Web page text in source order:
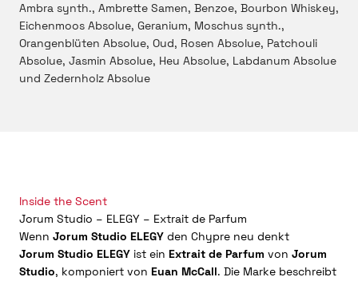
Ambra synth., Ambrette Samen, Benzoe, Bourbon Whiskey,
Eichenmoos Absolue, Geranium, Moschus synth.,
Orangenblüten Absolue, Oud, Rosen Absolue, Patchouli
Absolue, Jasmin Absolue, Heu Absolue, Labdanum Absolue
und Zedernholz Absolue
Inside the Scent
Jorum Studio – ELEGY – Extrait de Parfum
Wenn Jorum Studio ELEGY den Chypre neu denkt
Jorum Studio ELEGY ist ein Extrait de Parfum von Jorum
Studio, komponiert von Euan McCall. Die Marke beschreibt